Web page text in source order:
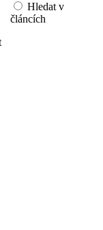
Hledat v
článcích